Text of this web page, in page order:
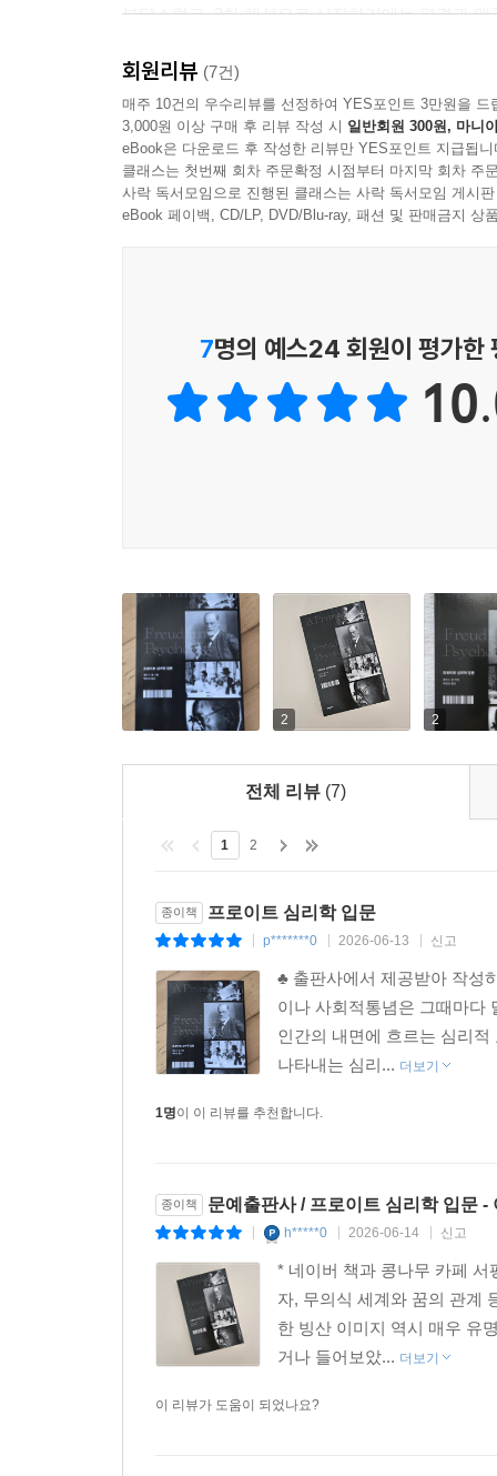
--- p.89
그는 불안의 형태를 ①현실적 또는 객관적 불안,
--- p.105
인격의 발달은 대량의 에너지 전이 또는 대상이
대치물이 높은 수준의 문화적인 목적을 가지고 있
자아의 방어 기제는 하나의 보호 장치로서 채택
--- p.197
부담스럽고, 2차 해석으로 시작하기에는 편견과
『프로이트 심리학 입문』은 저명한 심리학자
지금까지 전 세계에서 꾸준히 읽히며 난해한 프
지금까지도 구매 후기와 도서 리뷰가 달리고, 무
“프로이트를 어디서부터 시작해야 할지 알려준 정
_굿리즈 독자 리뷰
사고하지 않고 오직 소망하고 행동한다. 한편
자아는 본능의 현실적 실현 여부에 초점을 맞
초자아는 이상 세계를 대표하는 내적 도덕률이
3장에서 저자는 본능, 의식과 무의식, 불안의 양
흐름에 관한 조감도를 제시한다.
“심리학과 예술의 정신 분석, 역사적 현상으로서
_아마존 독자 리뷰
4장에서는 퍼스낼리티의 역학이 개인의 인품,
성숙과 좌절, 만족, 고통, 긴장 등이 발생하는 보
반동 형성, 고착, 퇴행) 형성, 성 본능에 따른 발
미묘하고 정교한 역학 속에서 벌어지는 이 과정
영향을 들여다보게끔 해준다.
5장의 안정된 퍼스낼리티에 대한 논의로 책은 마
지칭하는 표현이다. 저자는 안정된 퍼스낼리티
사람도 불안과 고통에 대응하는 나름의 퍼스낼리
프로이트를 향하는 지도가 되어줄 책
심리학 이론의 전체 윤곽을 독자에게 알기 쉽게
따로 정리되어 있어, 관심사에 따라 더 깊게
회원리뷰 (7건)
매주 10건의 우수리뷰를 선정하여 YES포인트 3만원을 드
3,000원 이상 구매 후 리뷰 작성 시 일반회원 300원, 마니
eBook은 다운로드 후 작성한 리뷰만 YES포인트 지급됩니
클래스는 첫번째 회차 주문확정 시점부터 마지막 회차 주
사락 독서모임으로 진행된 클래스는 사락 독서모임 게시
eBook 페이백, CD/LP, DVD/Blu-ray, 패션 및 판매금지 상
7명의 예스24 회원이 평가한
2 2
전체 리뷰 (7)
1 2
종이책 프로이트 심리학 입문
p*******0 2026-06-13 신고
♣ 출판사에서 제공받아 작성
이나 사회적통념은 그때마다
인간의 내면에 흐르는 심리
나타내는 심리... 더보기
1명이 이 리뷰를 추천합니다.
종이책 문예출판사 / 프로이트 심리학 입문
h*****0 2026-06-14 신고
* 네이버 책과 콩나무 카페
자, 무의식 세계와 꿈의 관계
한 빙산 이미지 역시 매우 유
거나 들어보았... 더보기
이 리뷰가 도움이 되었나요?